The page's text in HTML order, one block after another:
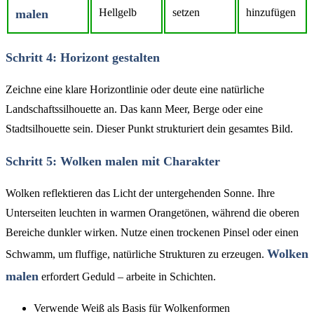
malen
Hellgelb
setzen
hinzufügen
Schritt 4: Horizont gestalten
Zeichne eine klare Horizontlinie oder deute eine natürliche
Landschaftssilhouette an. Das kann Meer, Berge oder eine
Stadtsilhouette sein. Dieser Punkt strukturiert dein gesamtes Bild.
Schritt 5: Wolken malen mit Charakter
Wolken reflektieren das Licht der untergehenden Sonne. Ihre
Unterseiten leuchten in warmen Orangetönen, während die oberen
Bereiche dunkler wirken. Nutze einen trockenen Pinsel oder einen
Schwamm, um fluffige, natürliche Strukturen zu erzeugen. Wolken
malen erfordert Geduld – arbeite in Schichten.
Verwende Weiß als Basis für Wolkenformen